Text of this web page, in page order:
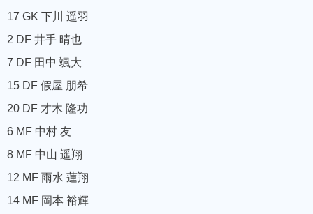
17 GK 下川 遥羽
2 DF 井手 晴也
7 DF 田中 颯大
15 DF 假屋 朋希
20 DF 才木 隆功
6 MF 中村 友
8 MF 中山 遥翔
12 MF 雨水 蓮翔
14 MF 岡本 裕輝